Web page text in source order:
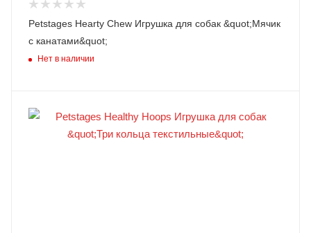
Petstages Hearty Chew Игрушка для собак &quot;Мячик
с канатами&quot;
Нет в наличии